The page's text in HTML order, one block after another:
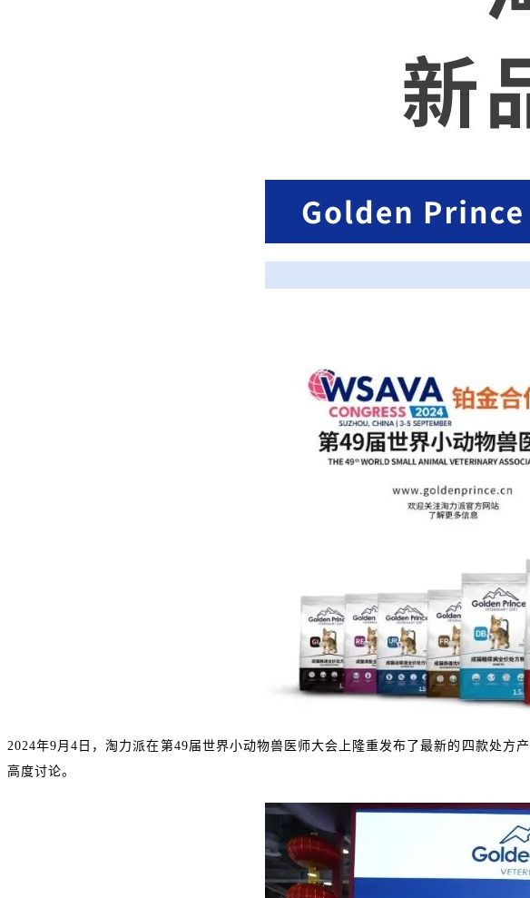
2024年9月4日，淘力派在第49届世界小动物兽医师大会上隆重发布了最新的四款处
高度讨论。